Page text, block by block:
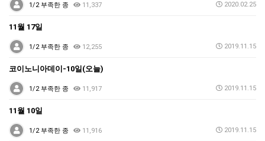
1/2 부족한 종 11,337 2020.02.25
11월 17일
1/2 부족한 종 12,255 2019.11.15
코이노니아데이-10일(오늘)
1/2 부족한 종 11,917 2019.11.15
11월 10일
1/2 부족한 종 11,916 2019.11.15